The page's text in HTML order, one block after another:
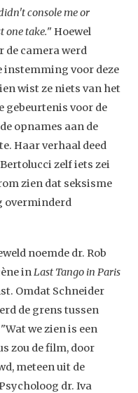
console me or
one take." Hoewel
de camera werd
instemming voor deze
wist ze niets van het
gebeurtenis voor de
opnames aan de
Haar verhaal deed
zelf iets zei
zien dat seksisme
overminderd
noemde dr. Rob
in Last Tango in Paris
Omdat Schneider
de grens tussen
we zien is een
zou de film, door
meteen uit de
dr. Iva